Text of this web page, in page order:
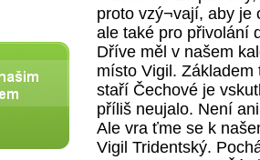
proto vzý¬vají, aby je
ale také pro přivolání
Dříve měl v našem
místo Vigil. Základem
staří Čechové je
příliš neujalo. Není
Ale vra ťme se k
Vigil Tridentský.